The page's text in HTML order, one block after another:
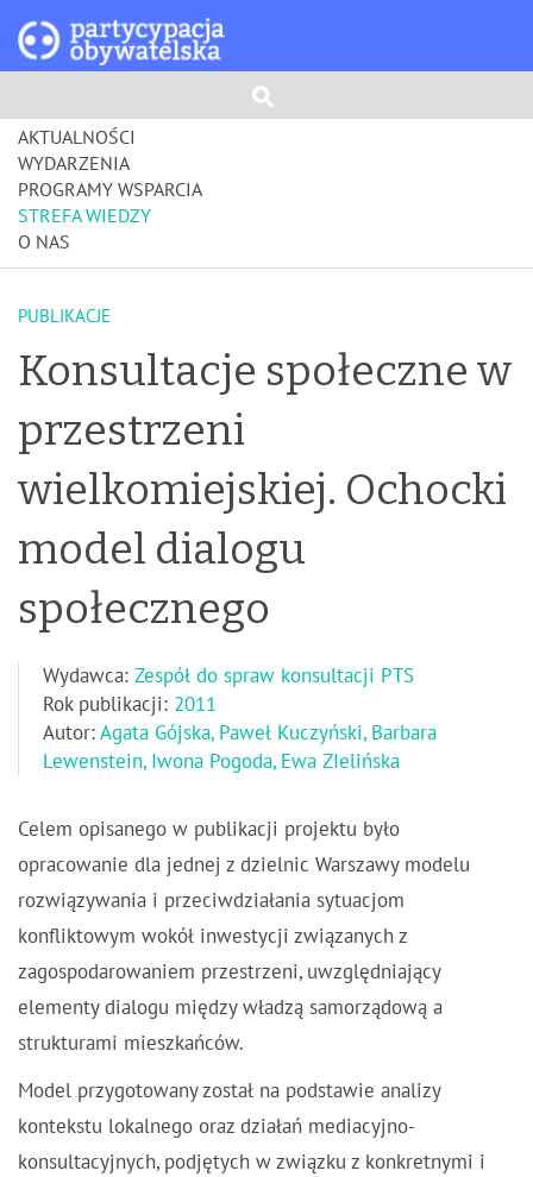
AKTUALNOŚCI
WYDARZENIA
PROGRAMY WSPARCIA
STREFA WIEDZY
O NAS
PUBLIKACJE
Konsultacje społeczne w
przestrzeni
wielkomiejskiej. Ochocki
model dialogu
społecznego
Wydawca: Zespół do spraw konsultacji PTS
Rok publikacji: 2011
Autor: Agata Gójska, Paweł Kuczyński, Barbara
Lewenstein, Iwona Pogoda, Ewa ZIelińska
Celem opisanego w publikacji projektu było
opracowanie dla jednej z dzielnic Warszawy modelu
rozwiązywania i przeciwdziałania sytuacjom
konfliktowym wokół inwestycji związanych z
zagospodarowaniem przestrzeni, uwzględniający
elementy dialogu między władzą samorządową a
strukturami mieszkańców.
Model przygotowany został na podstawie analizy
kontekstu lokalnego oraz działań mediacyjno-
konsultacyjnych, podjętych w związku z konkretnymi i